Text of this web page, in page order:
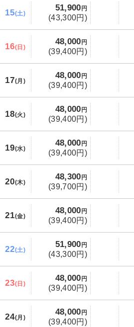
15(土)
51,900 円
(43,300円)
16(日)
48,000 円
(39,400円)
17(月)
48,000 円
(39,400円)
18(火)
48,000 円
(39,400円)
19(水)
48,000 円
(39,400円)
20(木)
48,300 円
(39,700円)
21(金)
48,000 円
(39,400円)
22(土)
51,900 円
(43,300円)
23(日)
48,000 円
(39,400円)
24(月)
48,000 円
(39,400円)